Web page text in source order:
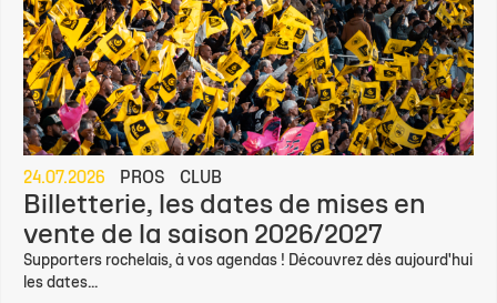
24.07.2026 PROS CLUB
Billetterie, les dates de mises en
vente de la saison 2026/2027
Supporters rochelais, à vos agendas ! Découvrez dès aujourd'hui
les dates...